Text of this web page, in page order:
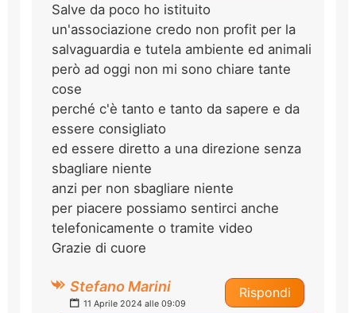
Salve da poco ho istituito
un'associazione credo non profit per la
salvaguardia e tutela ambiente ed animali
però ad oggi non mi sono chiare tante
cose
perché c'è tanto e tanto da sapere e da
essere consigliato
ed essere diretto a una direzione senza
sbagliare niente
anzi per non sbagliare niente
per piacere possiamo sentirci anche
telefonicamente o tramite video
Grazie di cuore
Rispondi
Stefano Marini
11 Aprile 2024 alle 09:09